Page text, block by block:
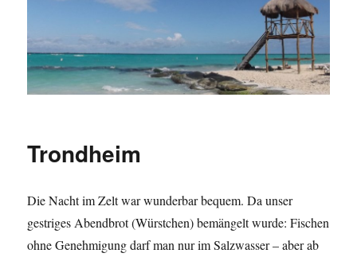
Trondheim
Die Nacht im Zelt war wunderbar bequem. Da unser
gestriges Abendbrot (Würstchen) bemängelt wurde: Fischen
ohne Genehmigung darf man nur im Salzwasser – aber ab